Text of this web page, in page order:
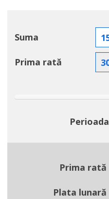
Suma
Prima rată
Perioada
Prima rată
Plata lunară